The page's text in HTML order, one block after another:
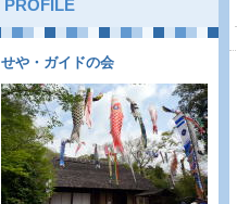
PROFILE
せや・ガイドの会